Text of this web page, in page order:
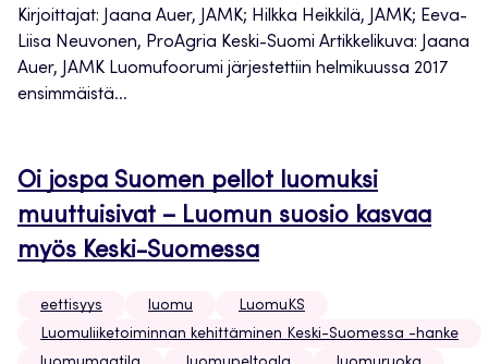
Kirjoittajat: Jaana Auer, JAMK; Hilkka Heikkilä, JAMK; Eeva-
Liisa Neuvonen, ProAgria Keski-Suomi Artikkelikuva: Jaana
Auer, JAMK Luomufoorumi järjestettiin helmikuussa 2017
ensimmäistä...
Oi jospa Suomen pellot luomuksi
muuttuisivat – Luomun suosio kasvaa
myös Keski-Suomessa
eettisyys luomu
LuomuKS
Luomuliiketoiminnan kehittäminen Keski-Suomessa -hanke